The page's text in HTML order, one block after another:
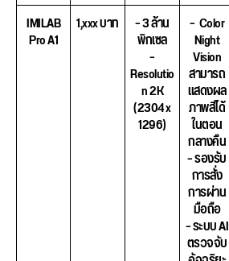
IMILAB
Pro A1
1,xxx บาท – 3 ล้าน
พิกเซล
–
Resolutio
n 2K
(2304 x
1296)
– Color
Night
Vision
สามารถ
แสดงผล
ภาพสีได้
ในตอน
กลางคืน
– รองรับ
การสั่ง
การผ่าน
มือถือ
– ระบบ AI
ตรวจจับ